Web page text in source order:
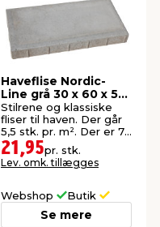
Haveflise Nordic-
Line grå 30 x 60 x 5
cm
Stilrene og klassiske
fliser til haven. Der går
5,5 stk. pr. m². Der er 72
stk. pr. palle.
21,95pr. stk.
Lev. omk. tillægges
Webshop Butik
Se mere